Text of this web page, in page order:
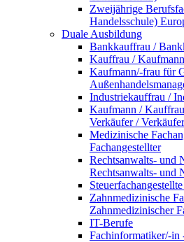
Zweijährige
Handelsschule)
Duale Ausbildung
Bankkauffrau /
Kauffrau /
Kaufmann/-frau für
Industriekauffrau /
Kaufmann /
Verkäufer /
Medizinische
Fachangestellter
Rechtsanwalts- und
Rechtsanwalts- und
Zahnmedizinische
Zahnmedizinischer
IT-Berufe
Fachinformatiker/-in